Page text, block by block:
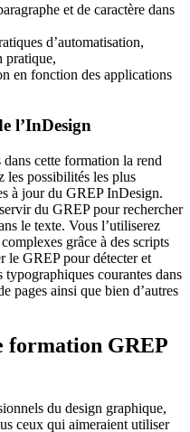
et de caractère dans
d’automatisation,
pratique,
en fonction des applications
l’InDesign
cette formation la rend
les possibilités les plus
à jour du GREP InDesign.
du GREP pour rechercher
le texte. Vous l’utiliserez
grâce à des scripts
le GREP pour détecter et
courantes dans
pages ainsi que bien d’autres
formation GREP
du design graphique,
ceux qui aimeraient utiliser